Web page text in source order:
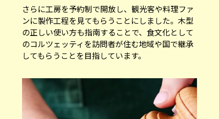
さらに工房を予約制で開放し、観光客や料理ファ
ンに製作工程を見てもらうことにしました。木型
の正しい使い方も指南することで、食文化として
のコルツェッティを訪問者が住む地域や国で継承
してもらうことを目指しています。